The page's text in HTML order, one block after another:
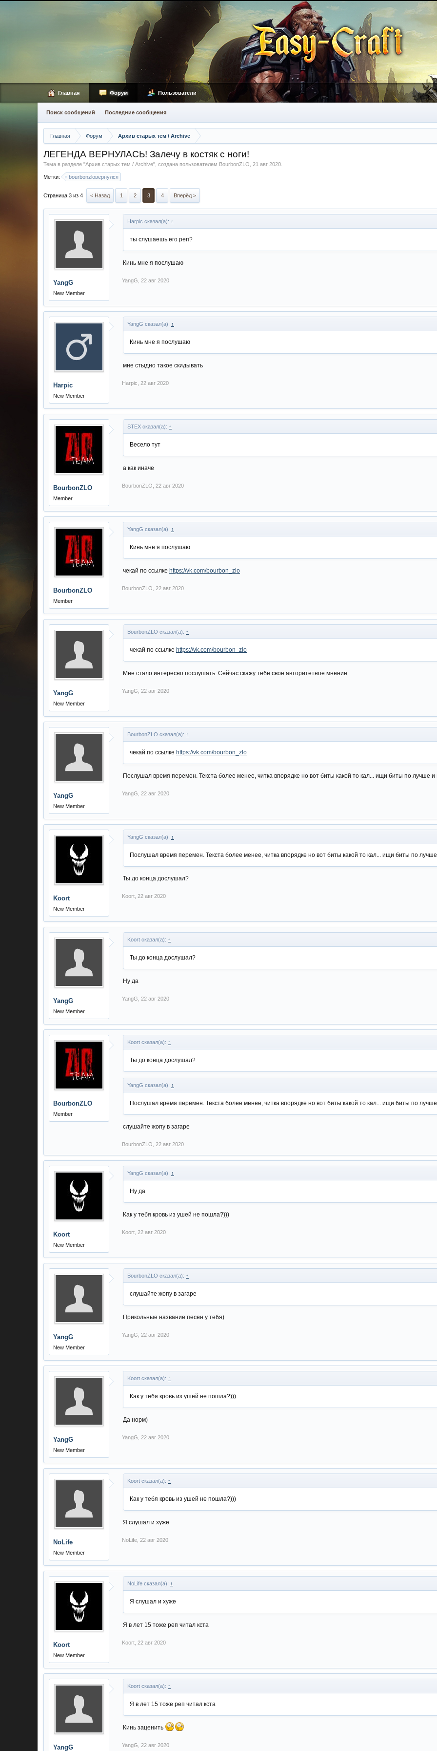
Главная Форум Архив старых тем / Archive
ЛЕГЕНДА ВЕРНУЛАСЬ! Залечу в костяк с ноги!
Тема в разделе "Архив старых тем / Archive", создана пользователем BourbonZLO 21 авг 2020
Метки: bourbonzloвернулся
Страница 3 из 4 < Назад 1 2 3 4 Вперёд >
YangG
New Member
Harpic сказал(а): ↑
ты слушаешь его реп?
Кинь мне я послушаю
YangG 22 авг 2020
Harpic
New Member
YangG сказал(а): ↑
Кинь мне я послушаю
мне стыдно такое скидывать
Harpic 22 авг 2020
BourbonZLO
Member
STEX сказал(а): ↑
Весело тут
а как иначе
BourbonZLO 22 авг 2020
BourbonZLO
Member
YangG сказал(а): ↑
Кинь мне я послушаю
чекай по ссылке https://vk.com/bourbon_zlo
BourbonZLO 22 авг 2020
YangG
New Member
BourbonZLO сказал(а): ↑
чекай по ссылке https://vk.com/bourbon_zlo
Мне стало интересно послушать. Сейчас скажу тебе своё авторитетное мнение
YangG 22 авг 2020
YangG
New Member
BourbonZLO сказал(а): ↑
чекай по ссылке https://vk.com/bourbon_zlo
Послушал время перемен. Текста более менее, читка впорядке но вот биты какой то кал... ищи биты по лучше и
YangG 22 авг 2020
Koort
New Member
YangG сказал(а): ↑
Послушал время перемен. Текста более менее, читка впорядке но вот биты какой то кал... ищи биты по лучше
Ты до конца дослушал?
Koort 22 авг 2020
YangG
New Member
Koort сказал(а): ↑
Ты до конца дослушал?
Ну да
YangG 22 авг 2020
BourbonZLO
Member
Koort сказал(а): ↑
Ты до конца дослушал?
YangG сказал(а): ↑
Послушал время перемен. Текста более менее, читка впорядке но вот биты какой то кал... ищи биты по лучше
слушайте жопу в загаре
BourbonZLO 22 авг 2020
Koort
New Member
YangG сказал(а): ↑
Ну да
Как у тебя кровь из ушей не пошла?)))
Koort 22 авг 2020
YangG
New Member
BourbonZLO сказал(а): ↑
слушайте жопу в загаре
Прикольные название песен у тебя)
YangG 22 авг 2020
YangG
New Member
Koort сказал(а): ↑
Как у тебя кровь из ушей не пошла?)))
Да норм)
YangG 22 авг 2020
NoLife
New Member
Koort сказал(а): ↑
Как у тебя кровь из ушей не пошла?)))
Я слушал и хуже
NoLife 22 авг 2020
Koort
New Member
NoLife сказал(а): ↑
Я слушал и хуже
Я в лет 15 тоже реп читал кста
Koort 22 авг 2020
YangG
Koort сказал(а): ↑
Я в лет 15 тоже реп читал кста
Кинь заценить
YangG 22 авг 2020
Главная Форум
Поиск сообщений Последние сообщения
Пользователи